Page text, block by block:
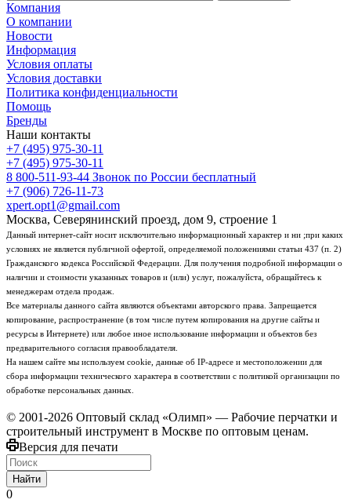
Компания
О компании
Новости
Информация
Условия оплаты
Условия доставки
Политика конфиденциальности
Помощь
Бренды
Наши контакты
+7 (495) 975-30-11
+7 (495) 975-30-11
8 800-511-93-44 Звонок по России бесплатный
+7 (906) 726-11-73
xpert.opt1@gmail.com
Москва, Северянинский проезд, дом 9, строение 1
Данный интернет-сайт носит исключительно информационный характер и ни ;при каких
условиях не является публичной офертой, определяемой положениями статьи 437 (п. 2)
Гражданского кодекса Российской Федерации. Для получения подробной информации о
наличии и стоимости указанных товаров и (или) услуг, пожалуйста, обращайтесь к
менеджерам отдела продаж.
Все материалы данного сайта являются объектами авторского права. Запрещается
копирование, распространение (в том числе путем копирования на другие сайты и
ресурсы в Интернете) или любое иное использование информации и объектов без
предварительного согласия правообладателя.
На нашем сайте мы используем cookie, данные об IP-адресе и местоположении для
сбора информации технического характера в соответствии с политикой организации по
обработке персональных данных.
© 2001-2026 Оптовый склад «Олимп» — Рабочие перчатки и
строительный инструмент в Москве по оптовым ценам.
Версия для печати
Найти
0